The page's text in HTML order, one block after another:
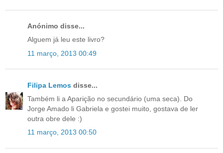
Anónimo disse...
Alguem já leu este livro?
11 março, 2013 00:49
Filipa Lemos disse...
Também li a Aparição no secundário (uma seca). Do
Jorge Amado li Gabriela e gostei muito, gostava de ler
outra obre dele :)
11 março, 2013 00:50